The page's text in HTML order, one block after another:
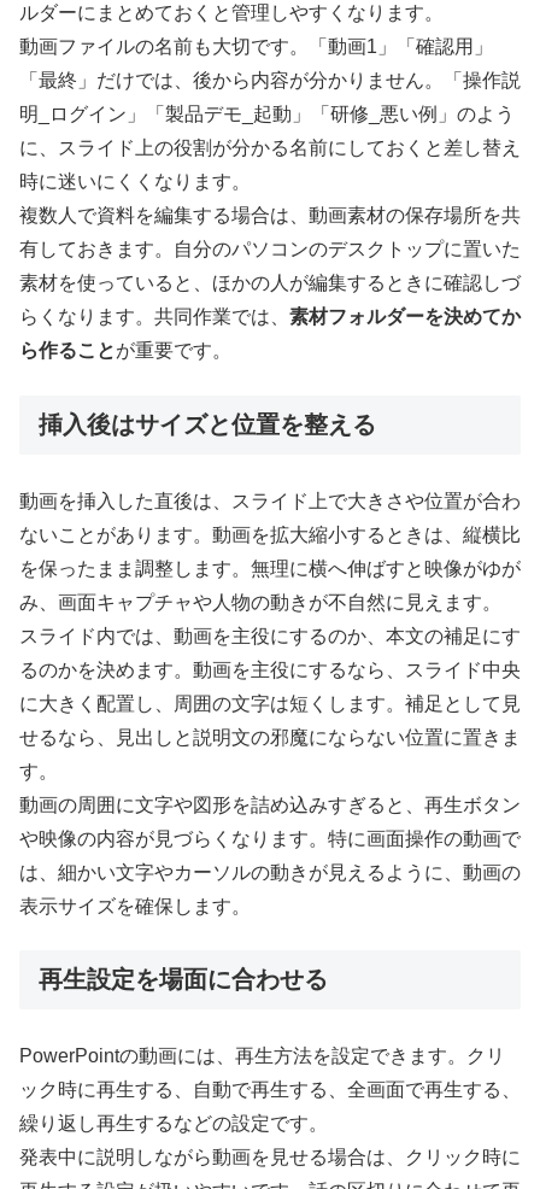
ルダーにまとめておくと管理しやすくなります。
動画ファイルの名前も大切です。「動画1」「確認用」
「最終」だけでは、後から内容が分かりません。「操作説
明_ログイン」「製品デモ_起動」「研修_悪い例」のよう
に、スライド上の役割が分かる名前にしておくと差し替え
時に迷いにくくなります。
複数人で資料を編集する場合は、動画素材の保存場所を共
有しておきます。自分のパソコンのデスクトップに置いた
素材を使っていると、ほかの人が編集するときに確認しづ
らくなります。共同作業では、 素材フォルダーを決めてか
ら作ることが重要です。
挿入後はサイズと位置を整える
動画を挿入した直後は、スライド上で大きさや位置が合わ
ないことがあります。動画を拡大縮小するときは、縦横比
を保ったまま調整します。無理に横へ伸ばすと映像がゆが
み、画面キャプチャや人物の動きが不自然に見えます。
スライド内では、動画を主役にするのか、本文の補足にす
るのかを決めます。動画を主役にするなら、スライド中央
に大きく配置し、周囲の文字は短くします。補足として見
せるなら、見出しと説明文の邪魔にならない位置に置きま
す。
動画の周囲に文字や図形を詰め込みすぎると、再生ボタン
や映像の内容が見づらくなります。特に画面操作の動画で
は、細かい文字やカーソルの動きが見えるように、動画の
表示サイズを確保します。
再生設定を場面に合わせる
PowerPointの動画には、再生方法を設定できます。クリ
ック時に再生する、自動で再生する、全画面で再生する、
繰り返し再生するなどの設定です。
発表中に説明しながら動画を見せる場合は、クリック時に